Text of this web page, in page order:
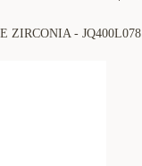
ZIRCONIA - JQ400L078